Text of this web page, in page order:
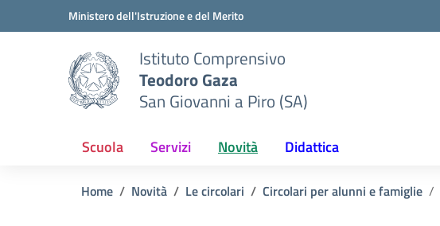
Vai ai contenuti
Vai al menu di navigazioneMinistero dell'Istruzione e del Merito
Istituto Comprensivo
Teodoro Gaza
San Giovanni a Piro (SA)
Scuola Servizi Novità Didattica
Home Novità Le circolari Circolari per alunni e famiglie